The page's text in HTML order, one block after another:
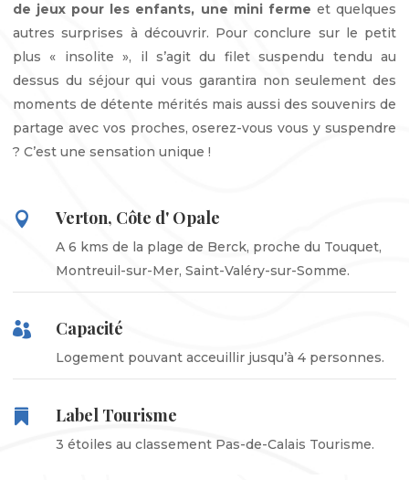
de jeux pour les enfants, une mini ferme et quelques
autres surprises à découvrir. Pour conclure sur le petit
plus « insolite », il s’agit du filet suspendu tendu au
dessus du séjour qui vous garantira non seulement des
moments de détente mérités mais aussi des souvenirs de
partage avec vos proches, oserez-vous vous y suspendre
? C’est une sensation unique !
 Verton, Côte d' Opale
A 6 kms de la plage de Berck, proche du Touquet,
Montreuil-sur-Mer, Saint-Valéry-sur-Somme.
 Capacité
Logement pouvant acceuillir jusqu’à 4 personnes.
 Label Tourisme
3 étoiles au classement Pas-de-Calais Tourisme.